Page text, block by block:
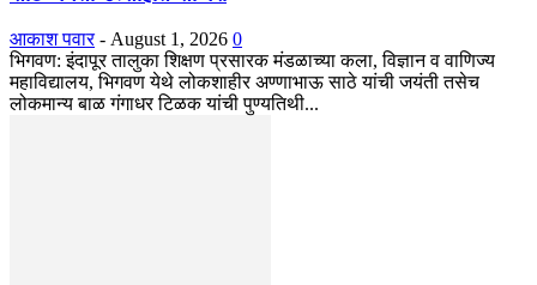
आकाश पवार - August 1, 2026 0
भिगवण: इंदापूर तालुका शिक्षण प्रसारक मंडळाच्या कला, विज्ञान व वाणिज्य
महाविद्यालय, भिगवण येथे लोकशाहीर अण्णाभाऊ साठे यांची जयंती तसेच
लोकमान्य बाळ गंगाधर टिळक यांची पुण्यतिथी...